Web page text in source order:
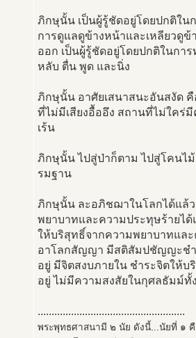
ภิกษุนั้น เป็นผู้รู้ชัดอยู่โดยปกติใน
การดูแลดูข้างหน้าและเหลียวดูข้
ออก เป็นผู้รู้ชัดอยู่โดยปกติในกา
หลับ ตื่น พูด และนิ่ง
ภิกษุนั้น อาศัยเสนาสนะอันสงัด คื
ที่ไม่มีเสียงอื้ออึง สถานที่ไม่ใค
เร้น
ภิกษุนั้น ไปสู่ป่าก็ตาม ไปสู่โคนไ
รมฐาน
ภิกษุนั้น ละอภิชฌาในโลกได้แล้
พยาบาทและความประทุษร้ายไ
ให้บริสุทธิ์จากความพยาบาทแล
อาโลกสัญญา มีสติสัมปชัญญะชำ
อยู่ มีจิตสงบภายใน ชำระจิตให้บ
อยู่ ไม่มีความสงสัยในกุศลธัมม์ทั้
.....................................................
พระพุทธศาสนามี ๒ นัย ดังนี้...นัยที่ ๑ คื